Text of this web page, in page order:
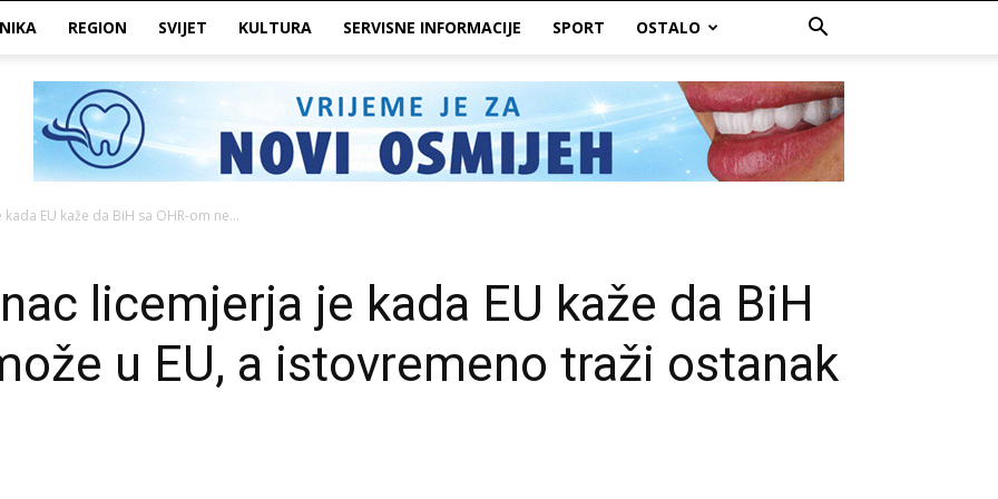
REGION SVIJET KULTURA SERVISNE INFORMACIJE SPORT OSTALO
EU kaže da BiH sa OHR-om ne...
licemjerja je kada EU kaže da BiH
u EU, a istovremeno traži ostanak